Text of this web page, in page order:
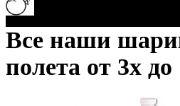
Все наши
полета от 3х